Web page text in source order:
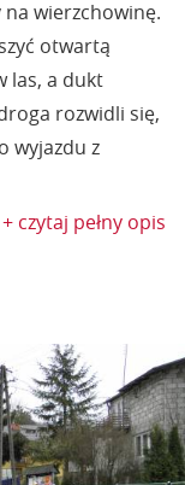
na wierzchowinę.
otwartą
las, a dukt
rozwidli się,
wyjazdu z
+ czytaj pełny opis